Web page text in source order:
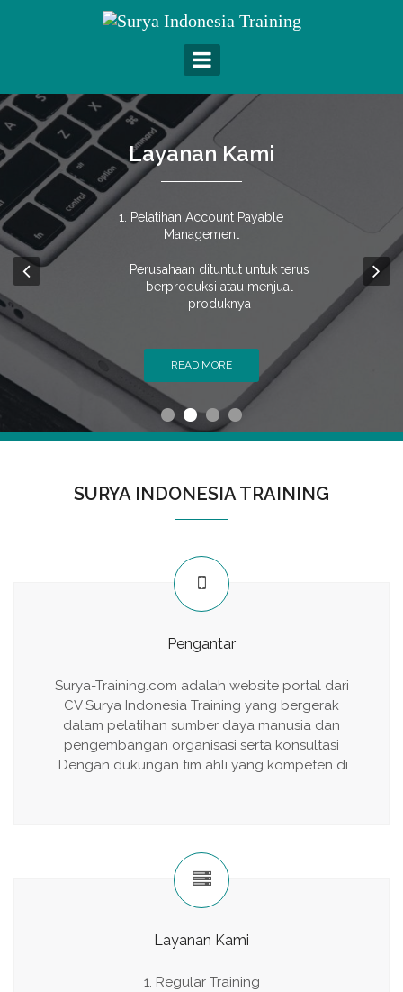
About Us
training profesional yang berdomisili di
Kota Yogyakarta, bergerak dalam
pelatihan sumber daya
Layanan Kami
Pelatihan Account Payable
Management
Perusahaan dituntut untuk terus
berproduksi atau menjual
produknya
READ MORE
SURYA INDONESIA TRAINING
Pengantar
Surya-Training.com adalah website portal dari
CV Surya Indonesia Training yang bergerak
dalam pelatihan sumber daya manusia dan
pengembangan organisasi serta konsultasi
.Dengan dukungan tim ahli yang kompeten di
Layanan Kami
Regular Training